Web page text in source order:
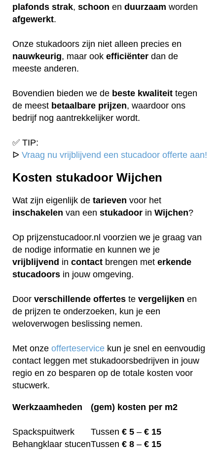
plafonds strak, schoon en duurzaam worden
afgewerkt.
Onze stukadoors zijn niet alleen precies en
nauwkeurig, maar ook efficiënter dan de
meeste anderen.
Bovendien bieden we de beste kwaliteit tegen
de meest betaalbare prijzen, waardoor ons
bedrijf nog aantrekkelijker wordt.
✅ TIP:
ᐅ Vraag nu vrijblijvend een stucadoor offerte aan!
Kosten stukadoor Wijchen
Wat zijn eigenlijk de tarieven voor het
inschakelen van een stukadoor in Wijchen?
Op prijzenstucadoor.nl voorzien we je graag van
de nodige informatie en kunnen we je
vrijblijvend in contact brengen met erkende
stucadoors in jouw omgeving.
Door verschillende offertes te vergelijken en
de prijzen te onderzoeken, kun je een
weloverwogen beslissing nemen.
Met onze offerteservice kun je snel en eenvoudig
contact leggen met stukadoorsbedrijven in jouw
regio en zo besparen op de totale kosten voor
stucwerk.
Werkzaamheden (gem) kosten per m2
Spackspuitwerk Tussen € 5 – € 15
Behangklaar stucenTussen € 8 – € 15